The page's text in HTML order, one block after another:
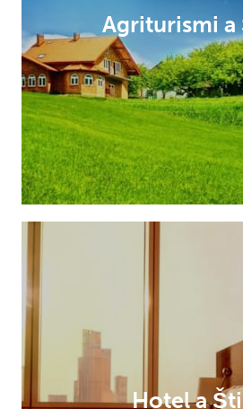
Agriturismi a
Hotel a